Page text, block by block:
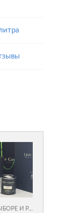
ПОМОЩЬ В ВЫБОРЕ И РАСЧЕТЕ